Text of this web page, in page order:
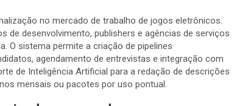
no mercado de trabalho de jogos eletrônicos.
de desenvolvimento, publishers e agências de serviços
O sistema permite a criação de pipelines
agendamento de entrevistas e integração com
de Inteligência Artificial para a redação de descrições
mensais ou pacotes por uso pontual.